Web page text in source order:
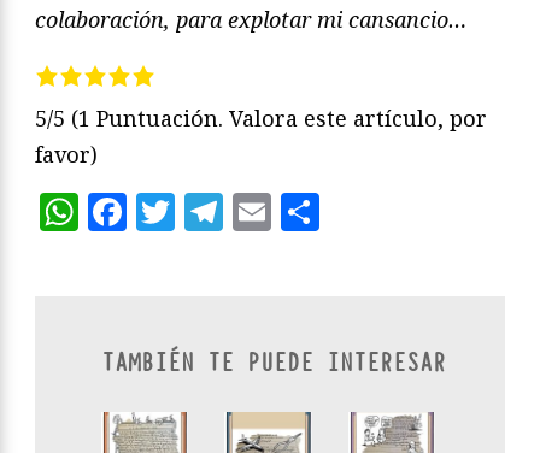
colaboración, para explotar mi cansancio…
5/5 (1 Puntuación. Valora este artículo, por
favor)
WhatsApp
Facebook
Twitter
Telegram
Email
TAMBIÉN TE PUEDE INTERESAR